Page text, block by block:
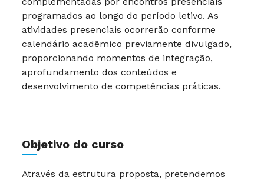
programados ao longo do período letivo. As
atividades presenciais ocorrerão conforme
calendário acadêmico previamente divulgado,
proporcionando momentos de integração,
aprofundamento dos conteúdos e
desenvolvimento de competências práticas.
Objetivo do curso
Através da estrutura proposta, pretendemos